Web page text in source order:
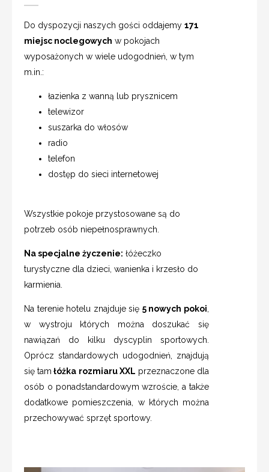
Do dyspozycji naszych gości oddajemy 171
miejsc noclegowych w pokojach
wyposażonych w wiele udogodnień, w tym
m.in.:
łazienka z wanną lub prysznicem
telewizor
suszarka do włosów
radio
telefon
dostęp do sieci internetowej
Wszystkie pokoje przystosowane są do
potrzeb osób niepełnosprawnych.
Na specjalne życzenie: łóżeczko
turystyczne dla dzieci, wanienka i krzesło do
karmienia.
Na terenie hotelu znajduje się 5 nowych pokoi
w wystroju których można doszukać się
nawiązań do kilku dyscyplin sportowych.
Oprócz standardowych udogodnień, znajdują
się tam łóżka rozmiaru XXL przeznaczone dla
osób o ponadstandardowym wzroście, a także
dodatkowe pomieszczenia, w których można
przechowywać sprzęt sportowy.